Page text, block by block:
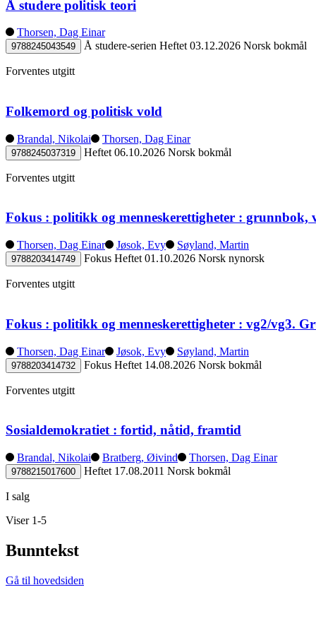
Å studere politisk teori
Thorsen, Dag Einar
9788245043549 Å studere-serien Heftet 03.12.2026 Norsk bokmål
Forventes utgitt
Folkemord og politisk vold
Brandal, Nikolai Thorsen, Dag Einar
9788245037319 Heftet 06.10.2026 Norsk bokmål
Forventes utgitt
Fokus : politikk og menneskerettigheter : grunnbok,
Thorsen, Dag Einar Jøsok, Evy Søyland, Martin
9788203414749 Fokus Heftet 01.10.2026 Norsk nynorsk
Forventes utgitt
Fokus : politikk og menneskerettigheter : vg2/vg3.
Thorsen, Dag Einar Jøsok, Evy Søyland, Martin
9788203414732 Fokus Heftet 14.08.2026 Norsk bokmål
Forventes utgitt
Sosialdemokratiet : fortid, nåtid, framtid
Brandal, Nikolai Bratberg, Øivind Thorsen, Dag Einar
9788215017600 Heftet 17.08.2011 Norsk bokmål
I salg
Viser 1-5
Bunntekst
Gå til hovedsiden